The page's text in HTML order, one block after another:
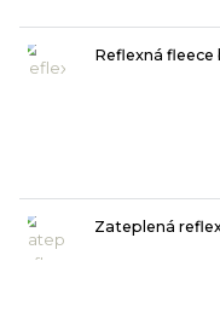
Reflexná fleece
Zateplená